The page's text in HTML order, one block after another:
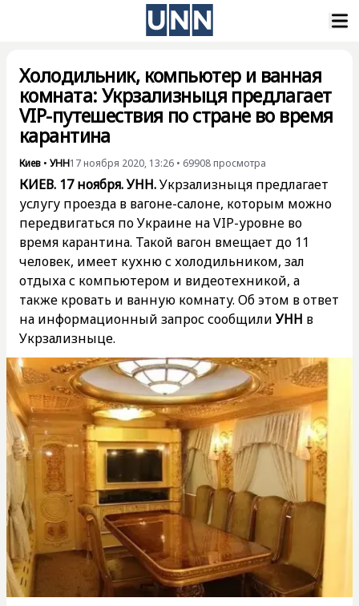
Холодильник, компьютер и ванная
комната: Укрзализныця предлагает
VIP-путешествия по стране во время
карантина
Киев • УНН17 ноября 2020, 13:26 • 69908 просмотра
КИЕВ. 17 ноября. УНН.Укрзализныця предлагает
услугу проезда в вагоне-салоне, которым можно
передвигаться по Украине на VIP-уровне во
время карантина. Такой вагон вмещает до 11
человек, имеет кухню с холодильником, зал
отдыха с компьютером и видеотехникой, а
также кровать и ванную комнату. Об этом в ответ
на информационный запрос сообщилиУНН в
Укрзализныце.